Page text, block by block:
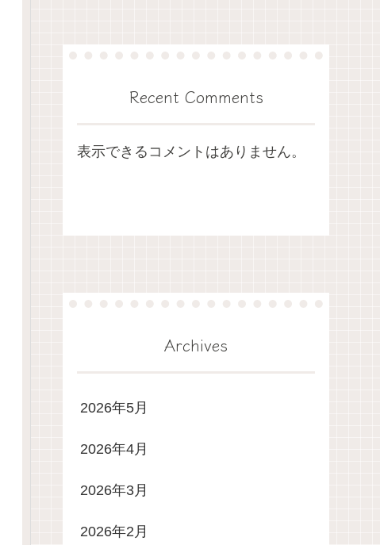
Recent Comments
表示できるコメントはありません。
Archives
2026年5月
2026年4月
2026年3月
2026年2月